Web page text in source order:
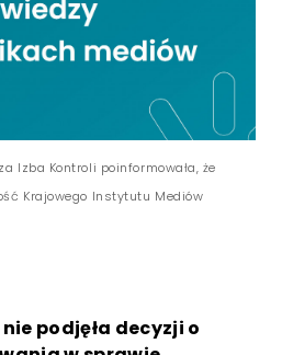
Izba Kontroli poinformowała, że
Krajowego Instytutu Mediów
podjęła decyzji o